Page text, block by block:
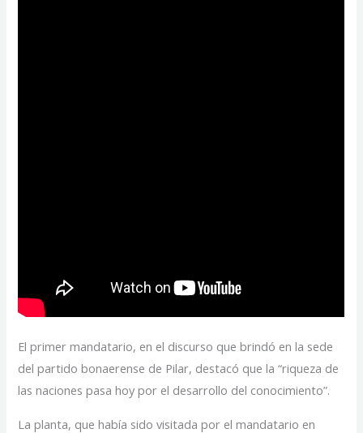
El primer mandatario, en el discurso que brindó en la sede
del partido bonaerense de Pilar, destacó que la “riqueza de
las naciones pasa hoy por el desarrollo del conocimiento”.
La planta, que había sido visitada por el mandatario en